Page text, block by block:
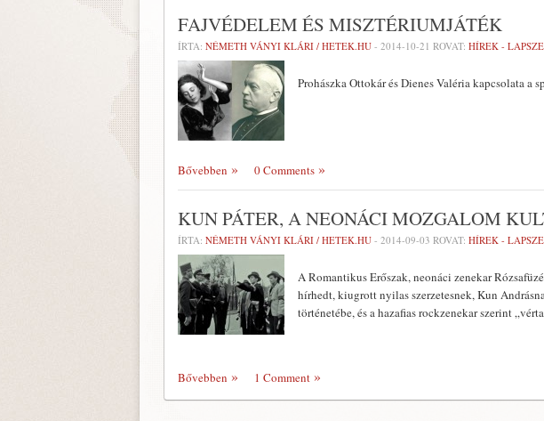
FAJVÉDELEM ÉS MISZTÉRIUMJÁTÉK
ÍRTA: NÉMETH VÁNYI KLÁRI / HETEK.HU - 2014-10-21 ROVAT: HÍREK -
Prohászka Ottokár és Dienes Valéria kapcsolata a
Bővebben 0 Comments
KUN PÁTER, A NEONÁCI MOZGALOM
ÍRTA: NÉMETH VÁNYI KLÁRI / HETEK.HU - 2014-09-03 ROVAT: HÍREK -
A Romantikus Erőszak, neonáci zenekar
hírhedt, kiugrott nyilas szerzetesnek, Kun
történetébe, és a hazafias rockzenekar szerint
Bővebben 1 Comment